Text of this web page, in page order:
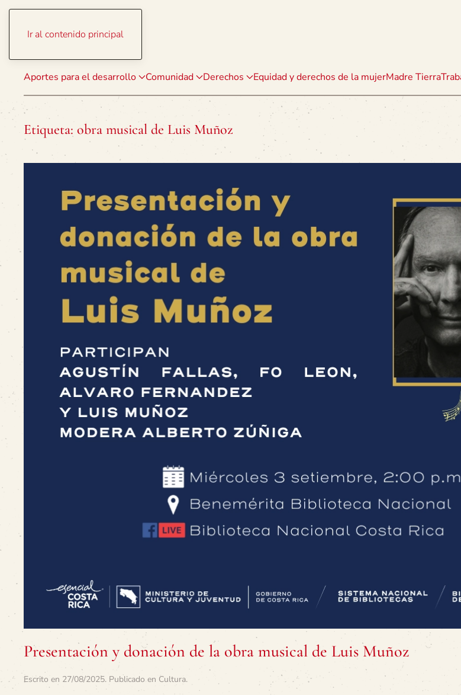
Ir al contenido principal
Aportes para el desarrollo Comunidad Derechos Equidad y derechos de la mujerMadre Tierra
Etiqueta: obra musical de Luis Muñoz
Presentación y donación de la obra musical de Luis Muñoz
Escrito en 27/08/2025. Publicado en Cultura.